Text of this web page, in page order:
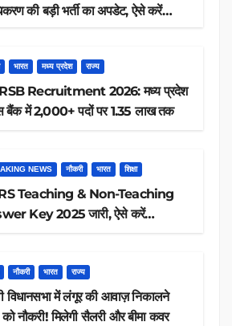
की बड़ी भर्ती का अपडेट, ऐसे करें
भारत मध्य प्रदेश राज्य
Recruitment 2026: मध्य प्रदेश
बैंक में 2,000+ पदों पर 1.35 लाख तक
NEWS नौकरी भारत शिक्षा
Teaching & Non-Teaching
Key 2025 जारी, ऐसे करें
नौकरी भारत राज्य
विधानसभा में लंगूर की आवाज़ निकालने
वालों को नौकरी! मिलेगी सैलरी और बीमा कवर